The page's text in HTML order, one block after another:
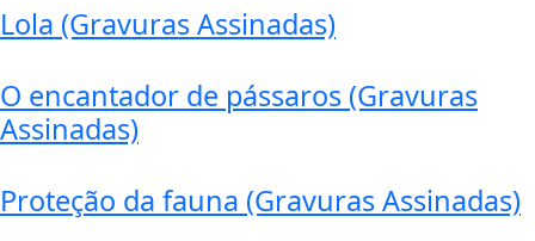
Lola (Gravuras Assinadas)
O encantador de pássaros (Gravuras
Assinadas)
Proteção da fauna (Gravuras Assinadas)